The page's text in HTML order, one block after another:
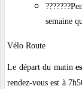
semaine
Vélo Route
Le départ du matin
rendez-vous est à